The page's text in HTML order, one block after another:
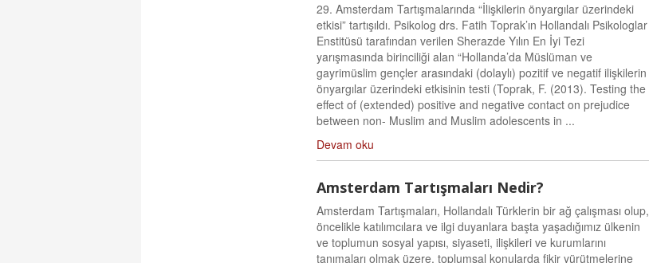
29. Amsterdam Tartışmalarında “İlişkilerin önyargılar üzerindeki
etkisi” tartışıldı. Psikolog drs. Fatih Toprak’ın Hollandalı Psikologlar
Enstitüsü tarafından verilen Sherazde Yılın En İyi Tezi
yarışmasında birinciliği alan “Hollanda’da Müslüman ve
gayrimüslim gençler arasındaki (dolaylı) pozitif ve negatif ilişkilerin
önyargılar üzerindeki etkisinin testi (Toprak, F. (2013). Testing the
effect of (extended) positive and negative contact on prejudice
between non- Muslim and Muslim adolescents in ...
Devam oku
Amsterdam Tartışmaları Nedir?
Amsterdam Tartışmaları, Hollandalı Türklerin bir ağ çalışması olup,
öncelikle katılımcılara ve ilgi duyanlara başta yaşadığımız ülkenin
ve toplumun sosyal yapısı, siyaseti, ilişkileri ve kurumlarını
tanımaları olmak üzere, toplumsal konularda fikir yürütmelerine